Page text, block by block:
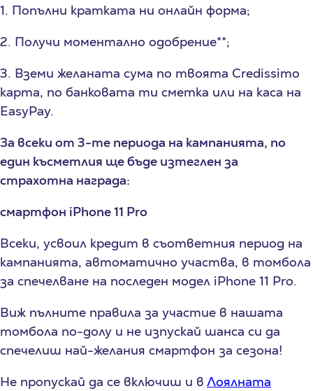
1. Попълни кратката ни онлайн форма;
2. Получи моментално одобрение**;
3. Вземи желаната сума по твоята Credissimo
карта, по банковата ти сметка или на каса на
EasyPay.
За всеки от 3-те периода на кампанията, по
един късметлия ще бъде изтеглен за
страхотна награда:
смартфон iPhone 11 Pro
Всеки, усвоил кредит в съответния период на
кампанията, автоматично участва, в томбола
за спечелване на последен модел iPhone 11 Pro.
Виж пълните правила за участие в нашата
томбола по-долу и не изпускай шанса си да
спечелиш най-желания смартфон за сезона!
Не пропускай да се включиш и в Лоялната